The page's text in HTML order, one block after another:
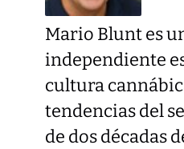
Mario Blunt es
independiente
cultura
tendencias del
de dos décadas